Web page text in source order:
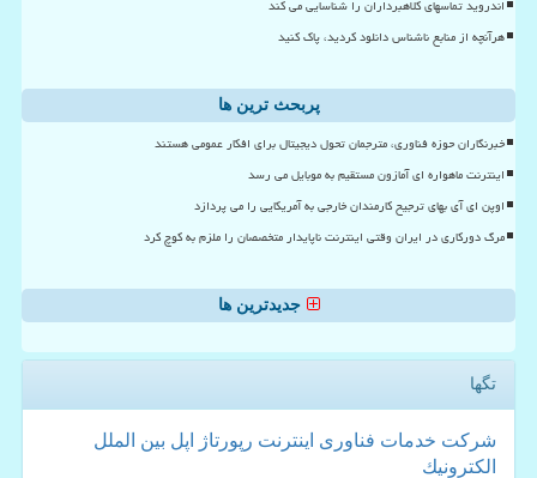
اندروید تماسهای کلاهبرداران را شناسایی می کند
هرآنچه از منابع ناشناس دانلود کردید، پاک کنید
پربحث ترین ها
خبرنگاران حوزه فناوری، مترجمان تحول دیجیتال برای افکار عمومی هستند
اینترنت ماهواره ای آمازون مستقیم به موبایل می رسد
اوپن ای آی بهای ترجیح کارمندان خارجی به آمریکایی را می پردازد
مرگ دورکاری در ایران وقتی اینترنت ناپایدار متخصصان را ملزم به کوچ کرد
جدیدترین ها
تگها
شركت خدمات فناوری اینترنت رپورتاژ اپل بین الملل
الكترونیك